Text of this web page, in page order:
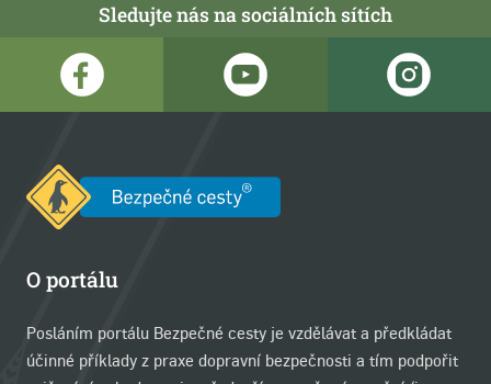
Sledujte nás na sociálních sítích
O portálu
Posláním portálu Bezpečné cesty je vzdělávat a předkládat
účinné příklady z praxe dopravní bezpečnosti a tím podpořit